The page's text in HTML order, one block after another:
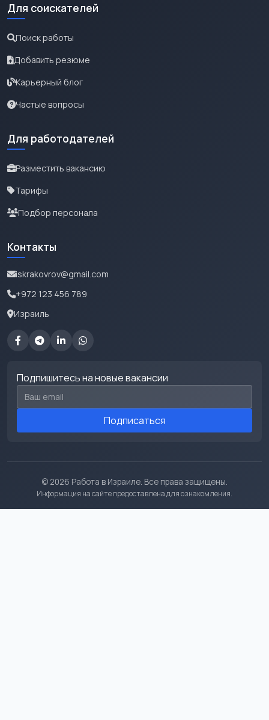
Для соискателей
Поиск работы
Добавить резюме
Карьерный блог
Частые вопросы
Для работодателей
Разместить вакансию
Тарифы
Подбор персонала
Контакты
iskrakovrov@gmail.com
+972 123 456 789
Израиль
Подпишитесь на новые вакансии
Email для подписки
Подписаться
© 2026 Работа в Израиле. Все права защищены.
Информация на сайте предоставлена для ознакомления.